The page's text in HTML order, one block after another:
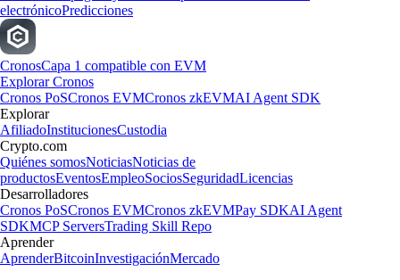
electrónicoPredicciones
CronosCapa 1 compatible con EVM
Explorar Cronos
Cronos PoSCronos EVMCronos zkEVMAI Agent SDK
Explorar
AfiliadoInstitucionesCustodia
Crypto.com
Quiénes somosNoticiasNoticias de
productosEventosEmpleoSociosSeguridadLicencias
Desarrolladores
Cronos PoSCronos EVMCronos zkEVMPay SDKAI Agent
SDKMCP ServersTrading Skill Repo
Aprender
AprenderBitcoinInvestigaciónMercado